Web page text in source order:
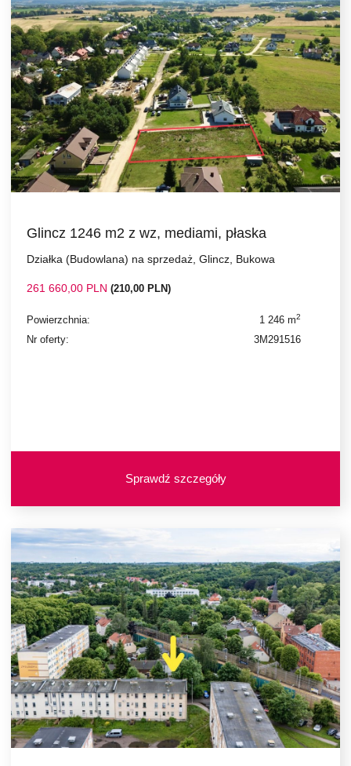
Glincz 1246 m2 z wz, mediami, płaska
Działka (Budowlana) na sprzedaż, Glincz, Bukowa
261 660,00 PLN (210,00 PLN)
Powierzchnia: 1 246 m2
Nr oferty: 3M291516
Sprawdź szczegóły